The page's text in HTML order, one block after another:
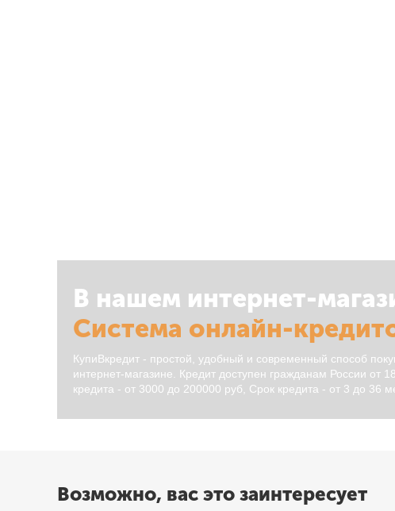
В нашем интернет-
Система онлайн-
КупиВкредит - простой, удобный и современный способ
интернет-магазине. Кредит доступен гражданам России от
кредита - от 3000 до 200000 руб, Срок кредита - от 3 до 36
Возможно, вас это заинтересует